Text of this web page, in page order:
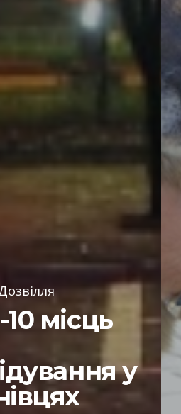
місць
у